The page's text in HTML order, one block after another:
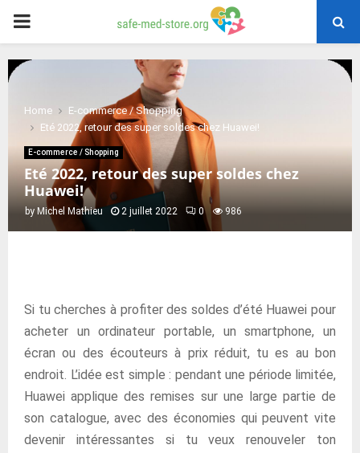
PRIMARY
MENU
Home
E-commerce / Shopping
Eté 2022, retour des super soldes chez Huawei!
E-commerce / Shopping
Eté 2022, retour des super soldes chez
Huawei!
by Michel Mathieu 2 juillet 2022 0 986
Si tu cherches à profiter des soldes d’été Huawei pour
acheter un ordinateur portable, un smartphone, un
écran ou des écouteurs à prix réduit, tu es au bon
endroit. L’idée est simple : pendant une période limitée,
Huawei applique des remises sur une large partie de
son catalogue, avec des économies qui peuvent vite
devenir intéressantes si tu veux renouveler ton